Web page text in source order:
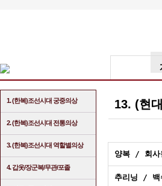
1. (한복)조선시대 궁중의상
2. (한복)조선시대 전통의상
3. (한복)조선시대 역할별의상
4. 갑옷/장군복/무관/포졸
13. (현
양복 / 회
추리닝 /